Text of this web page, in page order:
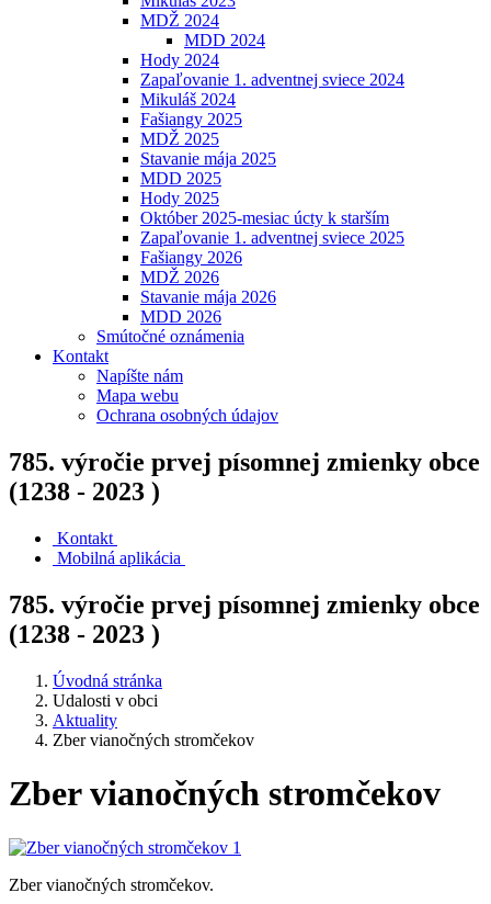
MDŽ 2024
MDD 2024
Hody 2024
Zapaľovanie 1. adventnej sviece 2024
Mikuláš 2024
Fašiangy 2025
MDŽ 2025
Stavanie mája 2025
MDD 2025
Hody 2025
Október 2025-mesiac úcty k starším
Zapaľovanie 1. adventnej sviece 2025
Fašiangy 2026
MDŽ 2026
Stavanie mája 2026
MDD 2026
Smútočné oznámenia
Kontakt
Napíšte nám
Mapa webu
Ochrana osobných údajov
785. výročie prvej písomnej zmienky obce
(1238 - 2023 )
Kontakt
Mobilná aplikácia
785. výročie prvej písomnej zmienky obce
(1238 - 2023 )
Úvodná stránka
Udalosti v obci
Aktuality
Zber vianočných stromčekov
Zber vianočných stromčekov
Zber vianočných stromčekov.